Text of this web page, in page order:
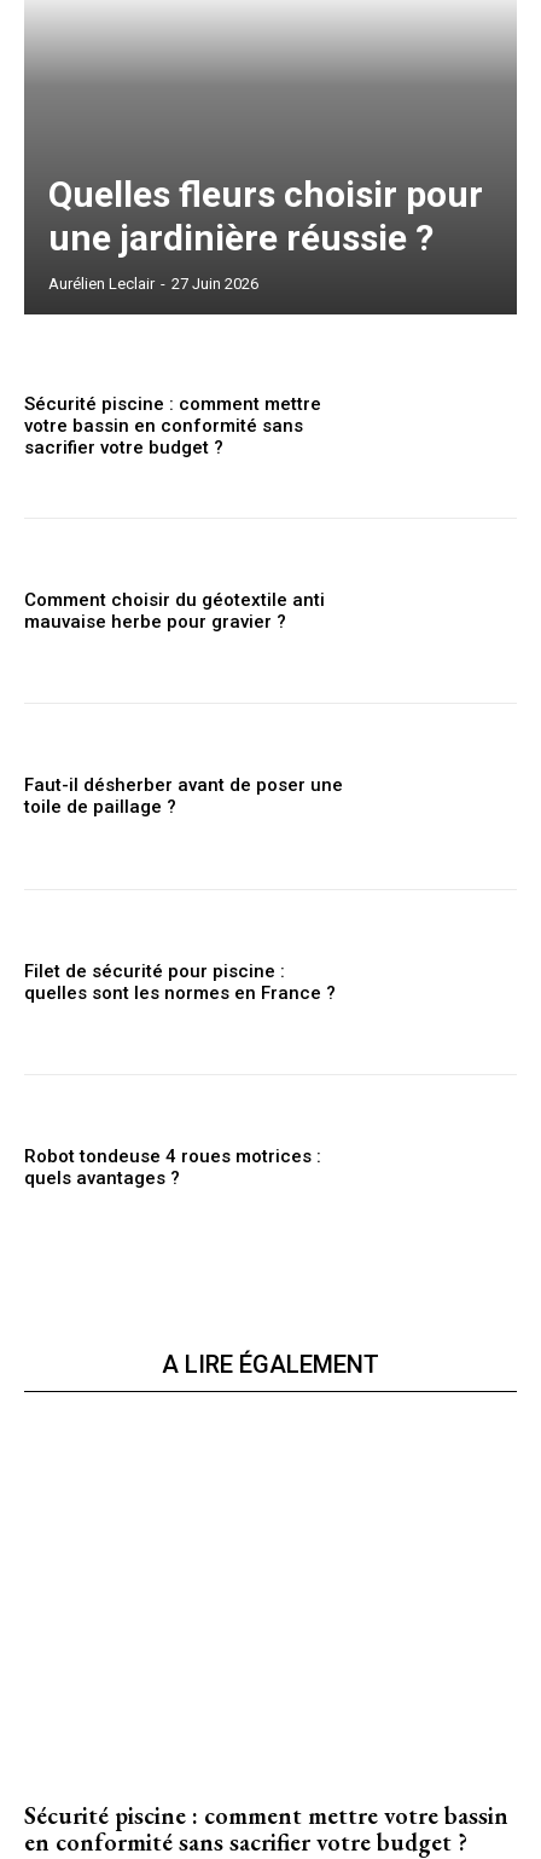
Quelles fleurs choisir pour
une jardinière réussie ?
Aurélien Leclair - 27 Juin 2026
Sécurité piscine : comment mettre
votre bassin en conformité sans
sacrifier votre budget ?
Comment choisir du géotextile anti
mauvaise herbe pour gravier ?
Faut-il désherber avant de poser une
toile de paillage ?
Filet de sécurité pour piscine :
quelles sont les normes en France ?
Robot tondeuse 4 roues motrices :
quels avantages ?
A LIRE ÉGALEMENT
Sécurité piscine : comment mettre votre bassin
en conformité sans sacrifier votre budget ?